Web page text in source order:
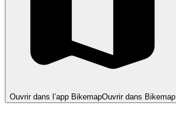
Ouvrir dans l’app BikemapOuvrir dans Bikemap